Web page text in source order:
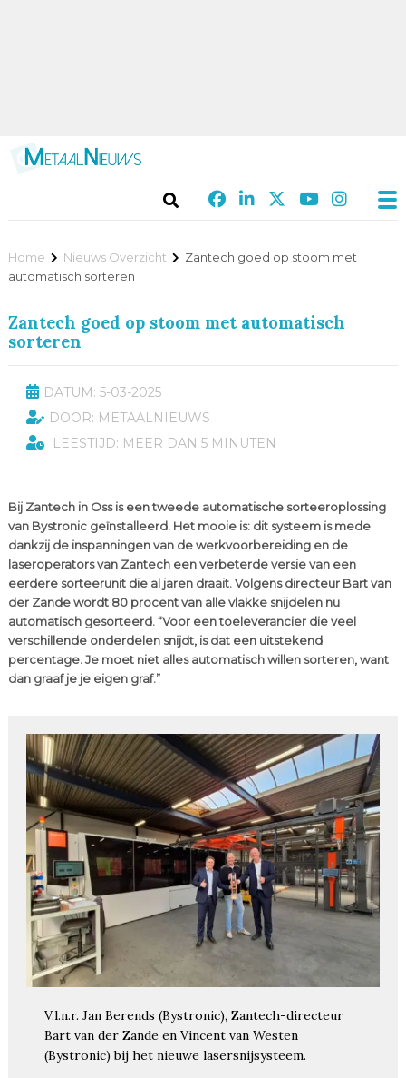
Home Nieuws Overzicht
Zantech goed op stoom met
automatisch sorteren
Zantech goed op stoom met automatisch
sorteren
DATUM: 5-03-2025
DOOR: METAALNIEUWS
LEESTIJD: MEER DAN 5 MINUTEN
Bij Zantech in Oss is een tweede automatische sorteeroplossing
van Bystronic geïnstalleerd. Het mooie is: dit systeem is mede
dankzij de inspanningen van de werkvoorbereiding en de
laseroperators van Zantech een verbeterde versie van een
eerdere sorteerunit die al jaren draait. Volgens directeur Bart van
der Zande wordt 80 procent van alle vlakke snijdelen nu
automatisch gesorteerd. “Voor een toeleverancier die veel
verschillende onderdelen snijdt, is dat een uitstekend
percentage. Je moet niet alles automatisch willen sorteren, want
dan graaf je je eigen graf.”
V.l.n.r. Jan Berends (Bystronic), Zantech-directeur
Bart van der Zande en Vincent van Westen
(Bystronic) bij het nieuwe lasersnijsysteem.